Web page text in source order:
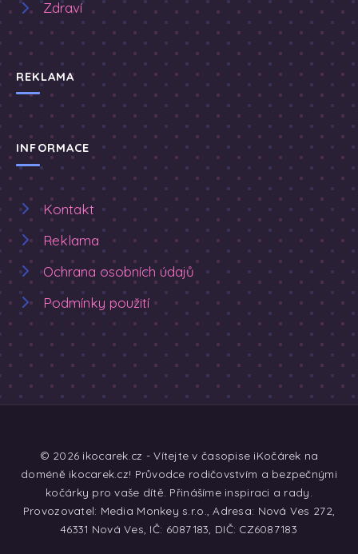
Zdraví
REKLAMA
INFORMACE
Kontakt
Reklama
Ochrana osobních údajů
Podmínky použití
© 2026 ikocarek.cz - Vítejte v časopise iKočárek na
doméně ikocarek.cz! Průvodce rodičovstvím a bezpečnými
kočárky pro vaše dítě. Přinášíme inspiraci a rady.
Provozovatel: Media Monkey s.r.o., Adresa: Nová Ves 272,
46331 Nová Ves, IČ: 6087183, DIČ: CZ6087183